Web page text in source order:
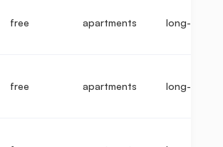
free apartments long-term
free apartments long-term